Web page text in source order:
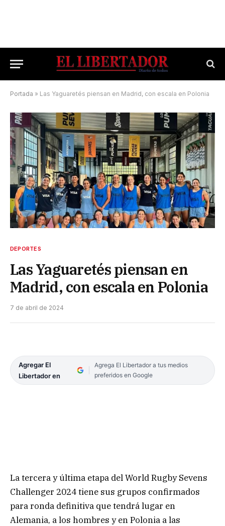
Portada » Las Yaguaretés piensan en Madrid, con escala en Polonia
DEPORTES
Las Yaguaretés piensan en
Madrid, con escala en Polonia
7 de abril de 2024
Agregar El
Libertador en
Agrega El Libertador a tus medios
preferidos en Google
La tercera y última etapa del World Rugby Sevens
Challenger 2024 tiene sus grupos confirmados
para ronda definitiva que tendrá lugar en
Alemania, a los hombres y en Polonia a las